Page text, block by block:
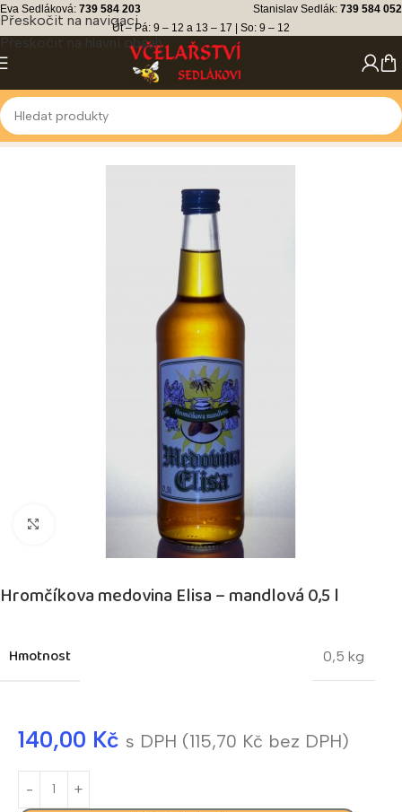
Přeskočit na navigaci
Přeskočit na hlavní obsah
Eva Sedláková: 739 584 203 Stanislav Sedlák: 739 584 052
Út – Pá: 9 – 12 a 13 – 17 | So: 9 – 12
Kliknutím zvětšíte
Hromčíkova medovina Elisa – mandlová 0,5 l
Hmotnost 0,5 kg
140,00 Kč s DPH (115,70 Kč bez DPH)